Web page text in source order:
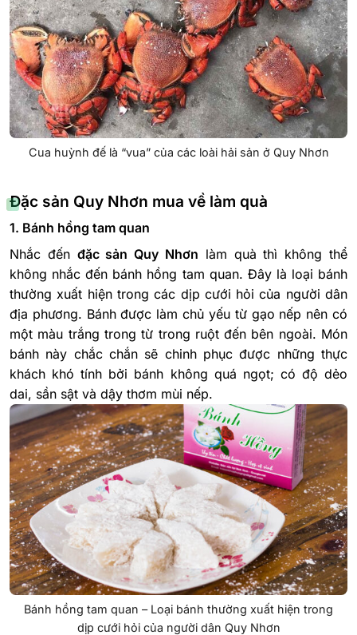
Cua huỳnh đế là “vua” của các loài hải sản ở Quy Nhơn
Đặc sản Quy Nhơn mua về làm quà
1. Bánh hồng tam quan
Nhắc đến đặc sản Quy Nhơn làm quà thì không thể
không nhắc đến bánh hồng tam quan. Đây là loại bánh
thường xuất hiện trong các dịp cưới hỏi của người dân
địa phương. Bánh được làm chủ yếu từ gạo nếp nên có
một màu trắng trong từ trong ruột đến bên ngoài. Món
bánh này chắc chắn sẽ chinh phục được những thực
khách khó tính bởi bánh không quá ngọt; có độ dẻo
dai, sần sật và dậy thơm mùi nếp.
Bánh hồng tam quan – Loại bánh thường xuất hiện trong
dịp cưới hỏi của người dân Quy Nhơn